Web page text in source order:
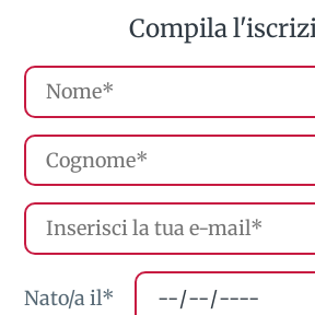
Compila
Nato/a il*